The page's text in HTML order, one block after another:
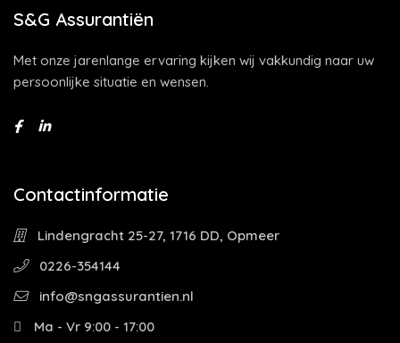
S&G Assurantiën
Met onze jarenlange ervaring kijken wij vakkundig naar uw
persoonlijke situatie en wensen.
Contactinformatie
Lindengracht 25-27, 1716 DD, Opmeer
0226-354144
info@sngassurantien.nl
Ma - Vr 9:00 - 17:00